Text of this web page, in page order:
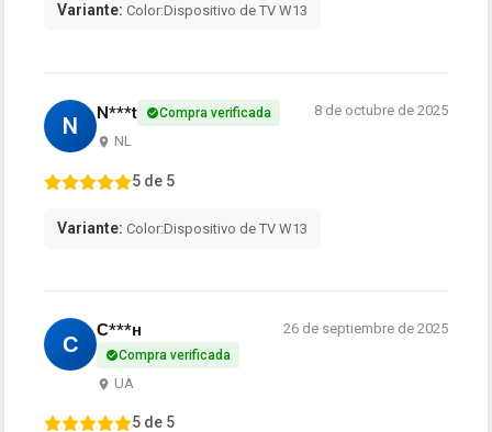
Variante: Color:Dispositivo de TV W13
N N***t Compra verificada
NL
8 de octubre de 2025
5 de 5
Variante: Color:Dispositivo de TV W13
С
С***н
Compra verificada
UA
26 de septiembre de 2025
5 de 5